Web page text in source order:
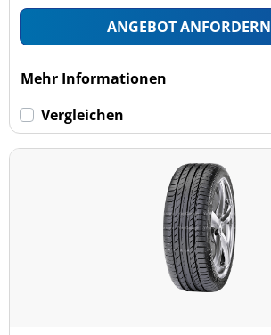
ANGEBOT ANFORDERN
Mehr Informationen
Vergleichen